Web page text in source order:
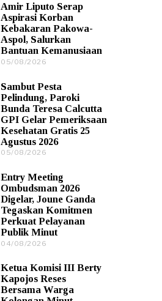
0
8
/
2
0
Amir Liputo Serap
Aspirasi Korban
Kebakaran Pakowa-
Aspol, Salurkan
Bantuan Kemanusiaan
05/08/2026
0
8
/
2
0
2
Sambut Pesta
Pelindung, Paroki
Bunda Teresa Calcutta
GPI Gelar Pemeriksaan
Kesehatan Gratis 25
Agustus 2026
05/08/2026
0
8
/
2
0
2
Entry Meeting
Ombudsman 2026
Digelar, Joune Ganda
Tegaskan Komitmen
Perkuat Pelayanan
Publik Minut
04/08/2026
0
8
/
Ketua Komisi III Berty
Kapojos Reses
Bersama Warga